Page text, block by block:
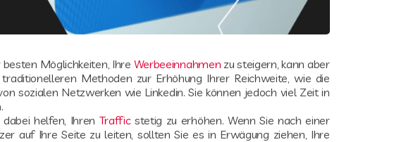
Möglichkeiten, Ihre Werbeeinnahmen zu steigern, kann aber
Methoden zur Erhöhung Ihrer Reichweite, wie die
sozialen Netzwerken wie Linkedin. Sie können jedoch viel Zeit in
helfen, Ihren Trafficstetig zu erhöhen. Wenn Sie nach einer
auf Ihre Seite zu leiten, sollten Sie es in Erwägung ziehen, Ihre